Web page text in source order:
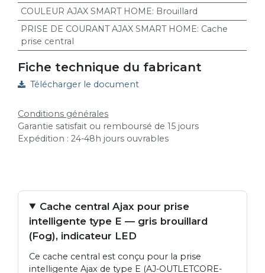
COULEUR AJAX SMART HOME: Brouillard
PRISE DE COURANT AJAX SMART HOME: Cache
prise central
Fiche technique du fabricant
Télécharger le document
Conditions générales
Garantie satisfait ou remboursé de 15 jours
Expédition : 24-48h jours ouvrables
Cache central Ajax pour prise
intelligente type E — gris brouillard
(Fog), indicateur LED
Ce cache central est conçu pour la prise
intelligente Ajax de type E (AJ-OUTLETCORE-